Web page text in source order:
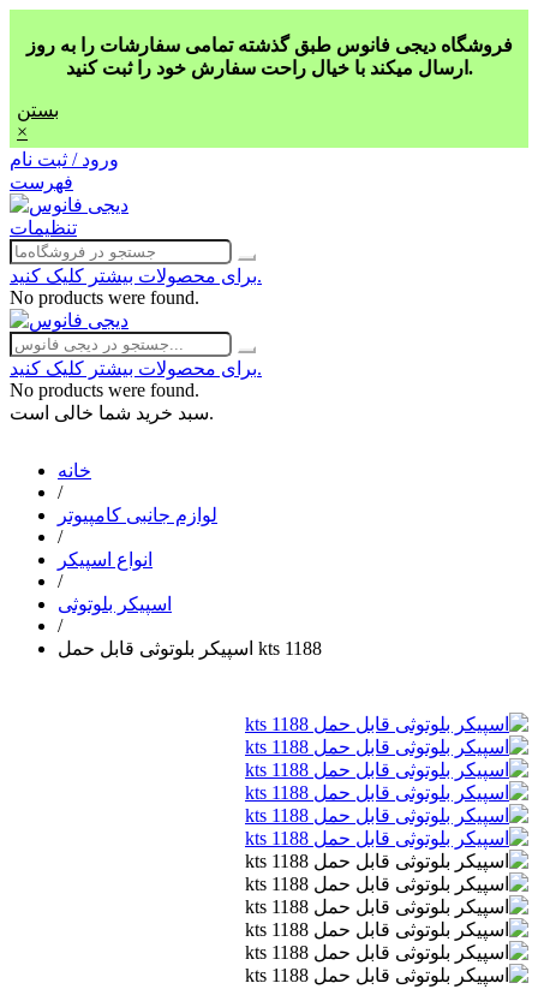
فروشگاه دیجی فانوس طبق گذشته تمامی سفارشات را به روز
ارسال میکند با خیال راحت سفارش خود را ثبت کنید.
بستن
×
ورود / ثبت نام
فهرست
تنظیمات
برای محصولات بیشتر کلیک کنید.
No products were found.
برای محصولات بیشتر کلیک کنید.
No products were found.
سبد خرید شما خالی است.
خانه
/
لوازم جانبی کامپیوتر
/
انواع اسپیکر
/
اسپیکر بلوتوثی
/
اسپیکر بلوتوثی قابل حمل kts 1188